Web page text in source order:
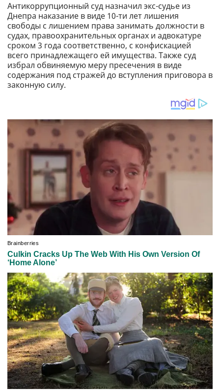
Антикоррупционный суд назначил экс-судье из
Днепра наказание в виде 10-ти лет лишения
свободы с лишением права занимать должности в
судах, правоохранительных органах и адвокатуре
сроком 3 года соответственно, с конфискацией
всего принадлежащего ей имущества. Также суд
избрал обвиняемую меру пресечения в виде
содержания под стражей до вступления приговора в
законную силу.